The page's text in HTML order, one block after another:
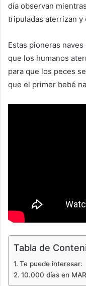
día observan
tripuladas aterrizan
Estas pioneras
que los humanos
para que los peces
que el primer bebé
Tabla de
Te puede interesar:
10.000 días en